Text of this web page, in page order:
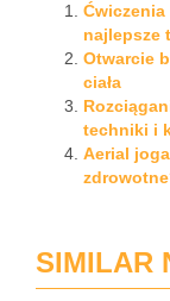
najlepsze
Otwarcie
ciała
techniki i
Aerial
SIMILAR